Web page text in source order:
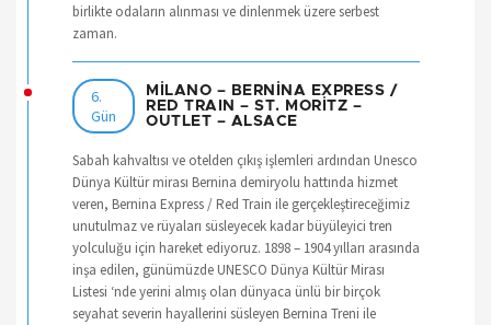
birlikte odaların alınması ve dinlenmek üzere serbest
zaman.
6.
Gün
MİLANO – BERNİNA EXPRESS /
RED TRAIN – ST. MORİTZ –
OUTLET – ALSACE
Sabah kahvaltısı ve otelden çıkış işlemleri ardından Unesco
Dünya Kültür mirası Bernina demiryolu hattında hizmet
veren, Bernina Express / Red Train ile gerçekleştireceğimiz
unutulmaz ve rüyaları süsleyecek kadar büyüleyici tren
yolculuğu için hareket ediyoruz. 1898 – 1904 yılları arasında
inşa edilen, günümüzde UNESCO Dünya Kültür Mirası
Listesi ‘nde yerini almış olan dünyaca ünlü bir birçok
seyahat severin hayallerini süsleyen Bernina Treni ile